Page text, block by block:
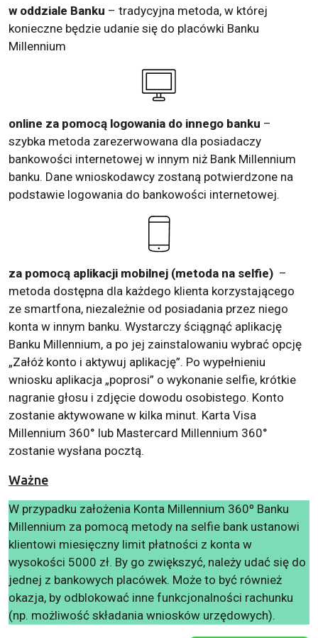
w oddziale Banku – tradycyjna metoda, w której
konieczne będzie udanie się do placówki Banku
Millennium
online za pomocą logowania do innego banku –
szybka metoda zarezerwowana dla posiadaczy
bankowości internetowej w innym niż Bank Millennium
banku. Dane wnioskodawcy zostaną potwierdzone na
podstawie logowania do bankowości internetowej.
za pomocą aplikacji mobilnej (metoda na selfie) –
metoda dostępna dla każdego klienta korzystającego
ze smartfona, niezależnie od posiadania przez niego
konta w innym banku. Wystarczy ściągnąć aplikację
Banku Millennium, a po jej zainstalowaniu wybrać opcję
„Załóż konto i aktywuj aplikację”. Po wypełnieniu
wniosku aplikacja „poprosi” o wykonanie selfie, krótkie
nagranie głosu i zdjęcie dowodu osobistego. Konto
zostanie aktywowane w kilka minut. Karta Visa
Millennium 360° lub Mastercard Millennium 360°
zostanie wysłana pocztą.
Ważne
W przypadku założenia Konta Millennium 360º Banku
Millennium za pomocą metody na selfie bank ustanowi
klientowi miesięczny limit płatności z konta w
wysokości 5000 zł. By go zwiększyć, należy udać się do
jednej z bankowych placówek. Może to być również
okazja, by odblokować inne funkcjonalności rachunku
(np. możliwość składania wniosków urzędowych).